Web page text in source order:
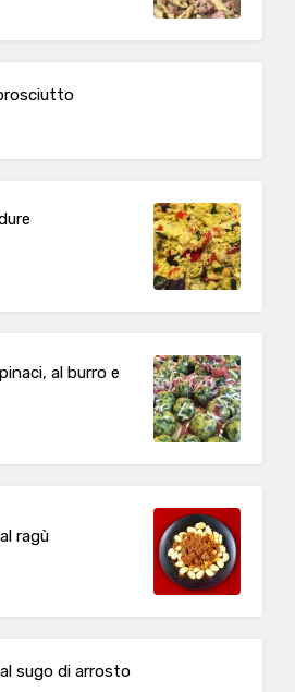
al burro e
ragù
sugo di arrosto